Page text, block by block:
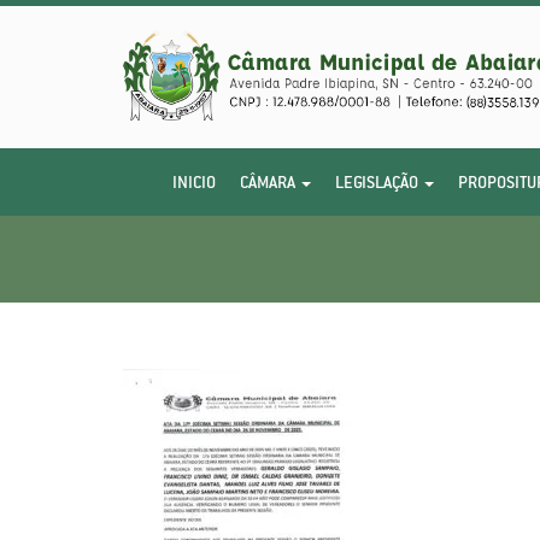
INICIO CÂMARA LEGISLAÇÃO